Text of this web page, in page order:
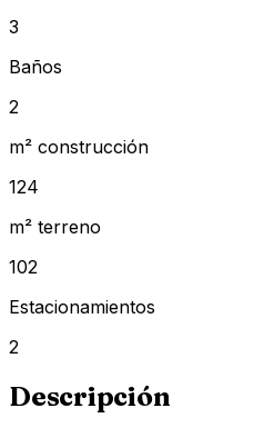
3
Baños
2
m² construcción
124
m² terreno
102
Estacionamientos
2
Descripción